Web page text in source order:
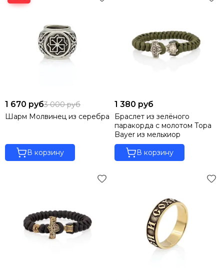
1 670 руб3 000 руб
Шарм Молвинец из серебра
В корзину
1 380 руб
Браслет из зелёного
паракорда с молотом Тора
Bayer из мельхиор
В корзину